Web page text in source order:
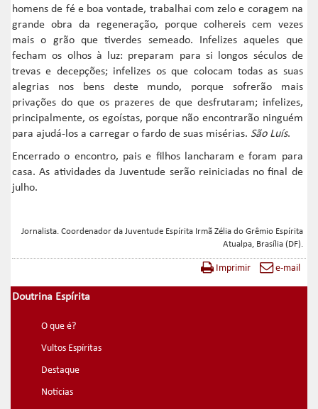
homens de fé e boa vontade, trabalhai com zelo e coragem na
grande obra da regeneração, porque colhereis cem vezes
mais o grão que tiverdes semeado. Infelizes aqueles que
fecham os olhos à luz: preparam para si longos séculos de
trevas e decepções; infelizes os que colocam todas as suas
alegrias nos bens deste mundo, porque sofrerão mais
privações do que os prazeres de que desfrutaram; infelizes,
principalmente, os egoístas, porque não encontrarão ninguém
para ajudá-los a carregar o fardo de suas misérias. São Luís.
Encerrado o encontro, pais e filhos lancharam e foram para
casa. As atividades da Juventude serão reiniciadas no final de
julho.
Jornalista. Coordenador da Juventude Espírita Irmã Zélia do Grêmio Espírita
Atualpa, Brasília (DF).
Imprimir e-mail
Doutrina Espírita
O que é?
Vultos Espíritas
Destaque
Notícias